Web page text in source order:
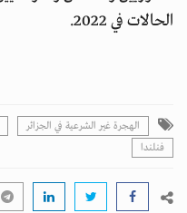
الحالات في 2022.
الهجرة غير الشرعية في الجزائر
فنلندا